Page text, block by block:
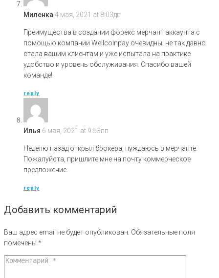
Миленка4 мая, 2021 at 8:03дп
Преимущества в создании форекс мерчант аккаунта с
помощью компании Wellcoinpay очевидны, не так давно
стала вашим клиентам и уже испытала на практике
удобство и уровень обслуживания. Спасибо вашей
команде!
reply
Илья 6 мая, 2021 at 9:53пп
Неделю назад открыл брокера, нуждаюсь в мерчанте.
Пожалуйста, пришлите мне на почту коммерческое
предложение.
reply
Добавить комментарий
Ваш адрес email не будет опубликован. Обязательные поля
помечены *